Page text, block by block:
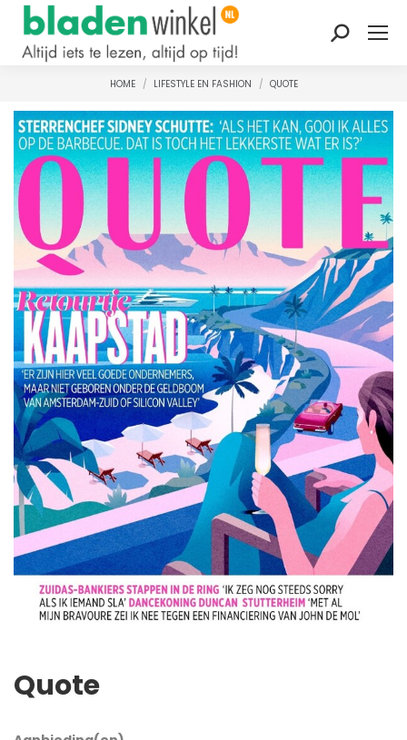
Zoeken:
Je bent hier:
HOME LIFESTYLE EN FASHION QUOTE
Quote